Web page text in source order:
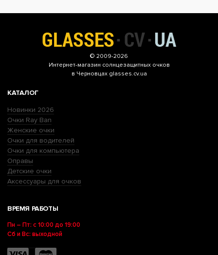
© 2009-2026
Интернет-магазин солнцезащитных очков
в Черновцах glasses.cv.ua
КАТАЛОГ
Новинки 2026
Очки Ray Ban
Женские очки
Очки для водителей
Очки для компьютера
Оправы
Детские очки
Аксессуары для очков
ВРЕМЯ РАБОТЫ
Пн – Пт: с 10:00 до 19:00
Сб и Вс: выходной